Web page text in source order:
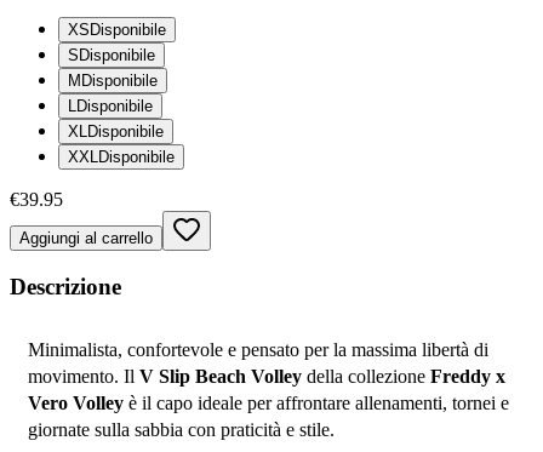
XS Disponibile
S Disponibile
M Disponibile
Disponibile
XL
Disponibile
XXL
Disponibile
€39.95
Aggiungi al carrello
Descrizione
Minimalista, confortevole e pensato per la massima libertà di
movimento. Il V Slip Beach Volley della collezione Freddy x
Vero Volley è il capo ideale per affrontare allenamenti, tornei e
giornate sulla sabbia con praticità e stile.